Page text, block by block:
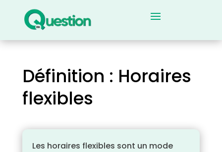
Définition : Horaires
flexibles
Les horaires flexibles sont un mode